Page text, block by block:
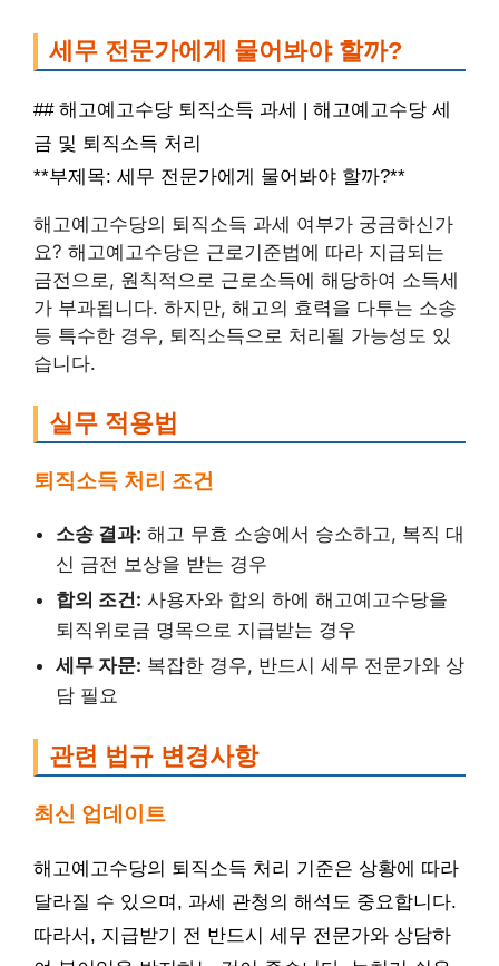
세무 전문가에게 물어봐야 할까?
## 해고예고수당 퇴직소득 과세 | 해고예고수당 세
금 및 퇴직소득 처리
**부제목: 세무 전문가에게 물어봐야 할까?**
해고예고수당의 퇴직소득 과세 여부가 궁금하신가
요? 해고예고수당은 근로기준법에 따라 지급되는
금전으로, 원칙적으로 근로소득에 해당하여 소득세
가 부과됩니다. 하지만, 해고의 효력을 다투는 소송
등 특수한 경우, 퇴직소득으로 처리될 가능성도 있
습니다.
실무 적용법
퇴직소득 처리 조건
소송 결과: 해고 무효 소송에서 승소하고, 복직 대
신 금전 보상을 받는 경우
합의 조건: 사용자와 합의 하에 해고예고수당을
퇴직위로금 명목으로 지급받는 경우
세무 자문: 복잡한 경우, 반드시 세무 전문가와 상
담 필요
관련 법규 변경사항
최신 업데이트
해고예고수당의 퇴직소득 처리 기준은 상황에 따라
달라질 수 있으며, 과세 관청의 해석도 중요합니다.
따라서, 지급받기 전 반드시 세무 전문가와 상담하